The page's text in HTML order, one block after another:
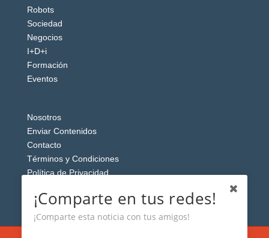
Robots
Sociedad
Negocios
I+D+i
Formación
Eventos
Nosotros
Enviar Contenidos
Contacto
Términos y Condiciones
Política de Privacidad
¡Comparte en tus redes!
¡Comparte esta noticia con tus amigos!